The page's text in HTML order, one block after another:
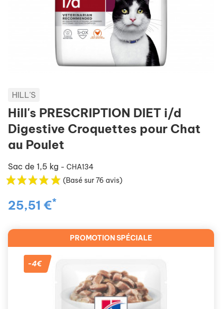
HILL'S
Hill's PRESCRIPTION DIET i/d
Digestive Croquettes pour Chat
au Poulet
Sac de 1,5 kg - CHA134
(Basé sur 76 avis)
25,51 €*
PROMOTION SPÉCIALE
-4€